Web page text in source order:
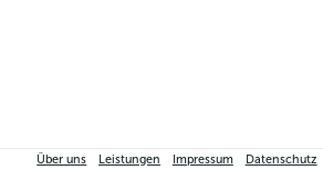
Über uns Leistungen Impressum Datenschutz